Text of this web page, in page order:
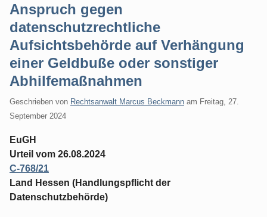
Anspruch gegen
datenschutzrechtliche
Aufsichtsbehörde auf Verhängung
einer Geldbuße oder sonstiger
Abhilfemaßnahmen
Geschrieben von Rechtsanwalt Marcus Beckmann am Freitag, 27.
September 2024
EuGH
Urteil vom 26.08.2024
C-768/21
Land Hessen (Handlungspflicht der
Datenschutzbehörde)